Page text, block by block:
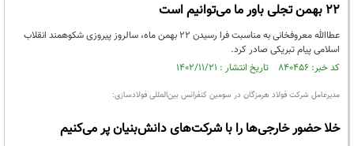
22 بهمن تجلی باور ما می‌توانیم است
عطاالله معروفخانی به مناسبت فرا رسیدن ۲۲ بهمن ماه، سالروز پیروزی شکوهمند انقلاب
اسلامی پیام تبریکی صادر کرد.
کد خبر: ۸۴۰۴۵۶ تاریخ انتشار : ۱۴۰۲/۱۱/۲۱
مدیرعامل شرکت فولاد هرمزگان در سومین کنفرانس بین‌المللی فولادسازی:
خلا حضور خارجی‌ها را با شرکت‌های دانش‌بنیان پر می‌کنیم